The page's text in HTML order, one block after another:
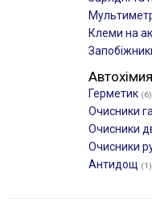
Клеми на
Автохімия
Герметик (6)
Очисники
Очисники
Очисники
Антидощ (1)